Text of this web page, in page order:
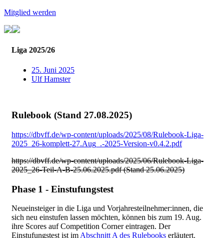
Mitglied werden
Liga 2025/26
25. Juni 2025
Ulf Hamster
Rulebook (Stand 27.08.2025)
https://dbvff.de/wp-content/uploads/2025/08/Rulebook-Liga-
2025_26-komplett-27.Aug_.-2025-Version-v0.4.2.pdf
https://dbvff.de/wp-content/uploads/2025/06/Rulebook-Liga-
2025_26-Teil-A-B-25.06.2025.pdf (Stand 25.06.2025)
Phase 1 - Einstufungstest
Neueinsteiger in die Liga und Vorjahresteilnehmer:innen, die
sich neu einstufen lassen möchten, können bis zum 19. Aug.
ihre Scores auf Competition Corner eintragen. Der
Einstufungstest ist imAbschnitt A des Rulebooks erläutert.